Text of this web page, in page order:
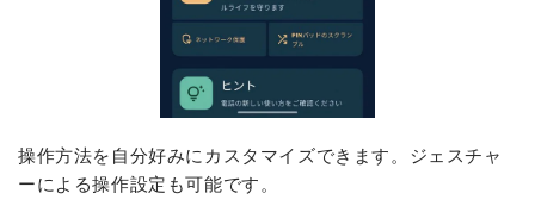
操作方法を自分好みにカスタマイズできます。ジェスチャ
ーによる操作設定も可能です。